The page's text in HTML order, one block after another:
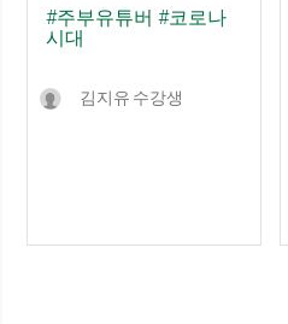
#주부유튜버 #코로나
시대
김지유 수강생